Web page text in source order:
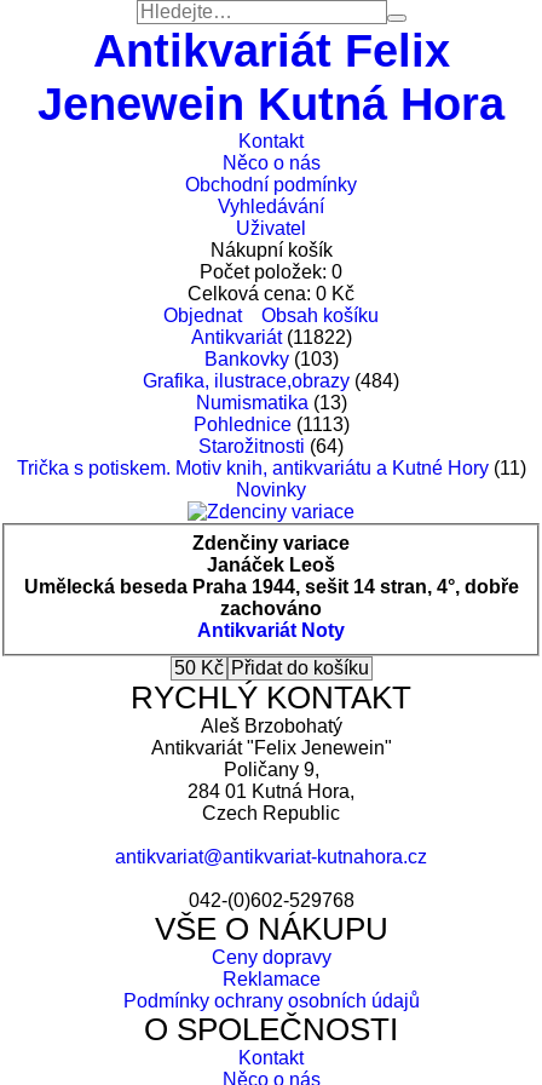
Antikvariát Felix
Jenewein Kutná Hora
Kontakt
Něco o nás
Obchodní podmínky
Vyhledávání
Uživatel
Nákupní košík
Počet položek: 0
Celková cena: 0 Kč
Objednat
Obsah košíku
Antikvariát(11822)
Bankovky(103)
Grafika, ilustrace,obrazy (484)
Numismatika (13)
Pohlednice(1113)
Starožitnosti (64)
Trička s potiskem. Motiv knih, antikvariátu a Kutné Hory(11)
Novinky
Zdenčiny variace
Janáček Leoš
Umělecká beseda Praha 1944, sešit 14 stran, 4°, dobře
zachováno
Antikvariát Noty
RYCHLÝ KONTAKT
Aleš Brzobohatý
Antikvariát "Felix Jenewein"
Poličany 9,
284 01 Kutná Hora,
Czech Republic
antikvariat@antikvariat-kutnahora.cz
042-(0)602-529768
VŠE O NÁKUPU
Ceny dopravy
Reklamace
Podmínky ochrany osobních údajů
O SPOLEČNOSTI
Kontakt
Něco o nás